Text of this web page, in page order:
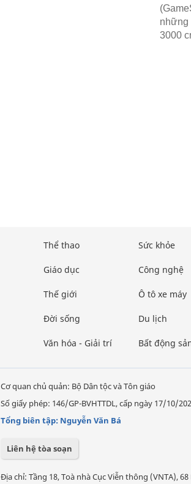
những
3000
Thể thao
Giáo dục
Thế giới
Đời sống
Văn hóa - Giải trí
Sức khỏe
Công nghệ
Ô tô xe máy
Du lịch
Bất động
Cơ quan chủ quản: Bộ Dân tộc và Tôn giáo
Số giấy phép: 146/GP-BVHTTDL, cấp ngày 17/10/
Tổng biên tập: Nguyễn Văn Bá
Liên hệ tòa soạn
Địa chỉ: Tầng 18, Toà nhà Cục Viễn thông (VNTA),